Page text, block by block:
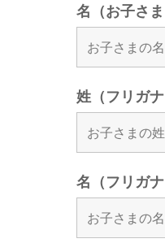
名（お子さま
姓（フリガナ
名（フリガナ